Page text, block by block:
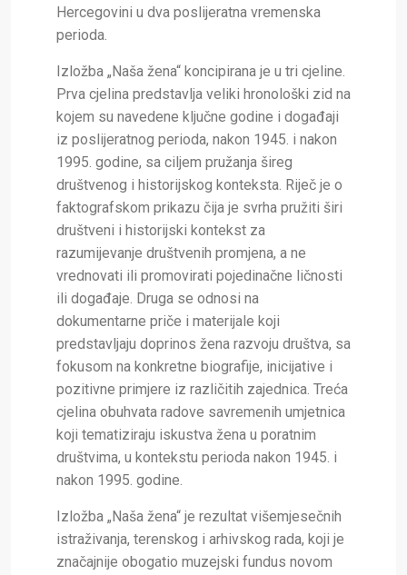
Hercegovini u dva poslijeratna vremenska
perioda.
Izložba „Naša žena“ koncipirana je u tri cjeline.
Prva cjelina predstavlja veliki hronološki zid na
kojem su navedene ključne godine i događaji
iz poslijeratnog perioda, nakon 1945. i nakon
1995. godine, sa ciljem pružanja šireg
društvenog i historijskog konteksta. Riječ je o
faktografskom prikazu čija je svrha pružiti širi
društveni i historijski kontekst za
razumijevanje društvenih promjena, a ne
vrednovati ili promovirati pojedinačne ličnosti
ili događaje. Druga se odnosi na
dokumentarne priče i materijale koji
predstavljaju doprinos žena razvoju društva, sa
fokusom na konkretne biografije, inicijative i
pozitivne primjere iz različitih zajednica. Treća
cjelina obuhvata radove savremenih umjetnica
koji tematiziraju iskustva žena u poratnim
društvima, u kontekstu perioda nakon 1945. i
nakon 1995. godine.
Izložba „Naša žena“ je rezultat višemjesečnih
istraživanja, terenskog i arhivskog rada, koji je
značajnije obogatio muzejski fundus novom